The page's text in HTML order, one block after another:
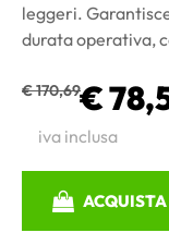
leggeri.
durata operativa,
€ 170,69€
iva inclusa
ACQUISTA